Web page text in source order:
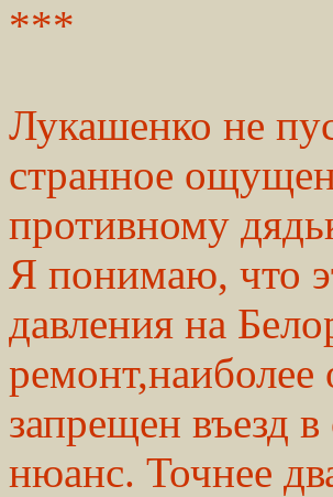
***
Лукашенко не
странное
противному
Я понимаю, что
давления на
запрещен въезд
нюанс. Точнее